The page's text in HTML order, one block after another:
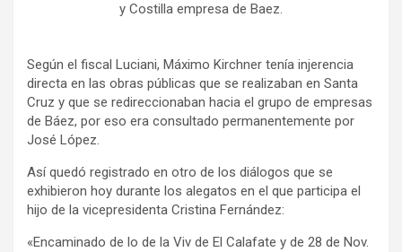
y Costilla empresa de Baez.
Según el fiscal Luciani, Máximo Kirchner tenía injerencia
directa en las obras públicas que se realizaban en Santa
Cruz y que se redireccionaban hacia el grupo de empresas
de Báez, por eso era consultado permanentemente por
José López.
Así quedó registrado en otro de los diálogos que se
exhibieron hoy durante los alegatos en el que participa el
hijo de la vicepresidenta Cristina Fernández:
«Encaminado de lo de la Viv de El Calafate y de 28 de Nov.